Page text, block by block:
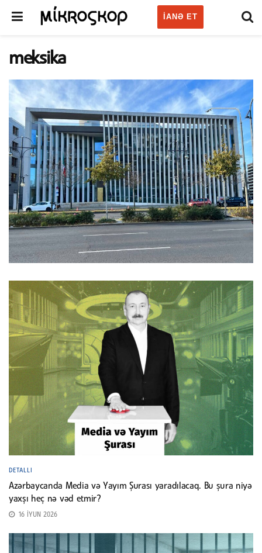
IANƏ ET
meksika
DETALLI
Azərbaycanda Media və Yayım Şurası yaradılacaq. Bu şura niyə
yaxşı heç nə vəd etmir?
16 İYUN 2026